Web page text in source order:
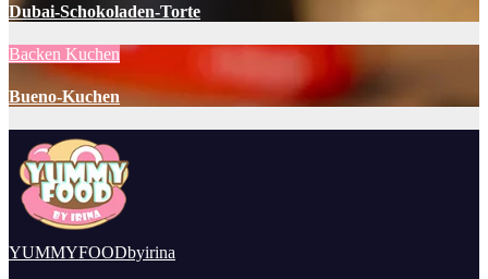
Dubai-Schokoladen-Torte
Backen Kuchen
Bueno-Kuchen
YUMMYFOODbyirina